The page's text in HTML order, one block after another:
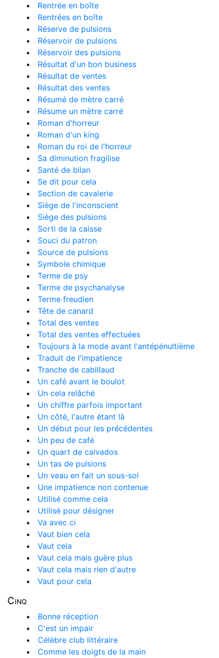
Rentrée en boîte
Rentrées en boîte
Réserve de pulsions
Réservoir de pulsions
Réservoir des pulsions
Résultat d'un bon business
Résultat de ventes
Résultat des ventes
Résumé de mètre carré
Résume un mètre carré
Roman d'horreur
Roman d'un king
Roman du roi de l'horreur
Sa diminution fragilise
Santé de bilan
Se dit pour cela
Section de cavalerie
Siège de l'inconscient
Siège des pulsions
Sorti de la caisse
Souci du patron
Source de pulsions
Symbole chimique
Terme de psy
Terme de psychanalyse
Terme freudien
Tête de canard
Total des ventes
Total des ventes effectuées
Toujours à la mode avant l'antépénultième
Traduit de l'impatience
Tranche de cabillaud
Un café avant le boulot
Un cela relâché
Un chiffre parfois important
Un côté, l'autre étant là
Un début pour les précédentes
Un peu de café
Un quart de calvados
Un tas de pulsions
Un veau en fait un sous-sol
Une impatience non contenue
Utilisé comme cela
Utilisé pour désigner
Va avec ci
Vaut bien cela
Vaut cela
Vaut cela mais guère plus
Vaut cela mais rien d'autre
Vaut pour cela
Cinq
Bonne réception
C'est un impair
Célèbre club littéraire
Comme les doigts de la main